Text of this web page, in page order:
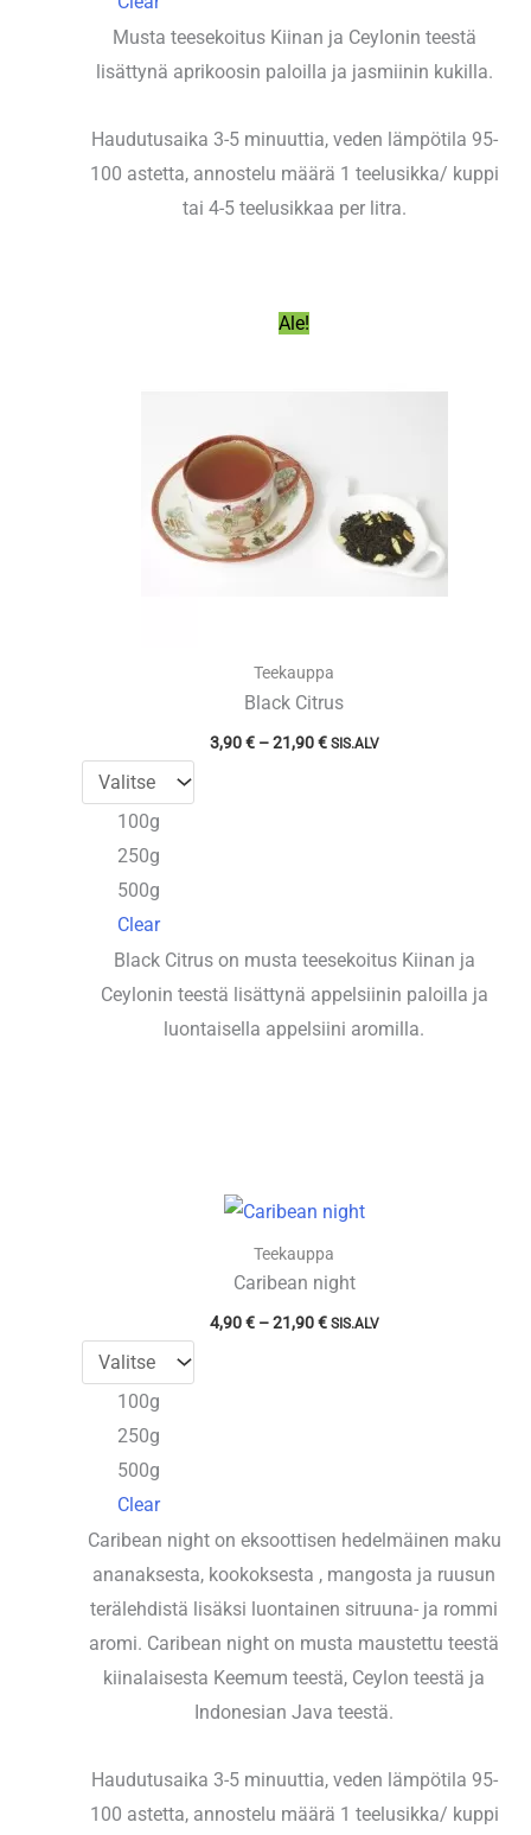
Musta teesekoitus Kiinan ja Ceylonin teestä
lisättynä aprikoosin paloilla ja jasmiinin kukilla.
Haudutusaika 3-5 minuuttia, veden lämpötila 95-
100 astetta, annostelu määrä 1 teelusikka/ kuppi
tai 4-5 teelusikkaa per litra.
Ale!
Teekauppa
Black Citrus
3,90€ – 21,90€Hintaluokka:
3,90 €
SIS.ALV
100g
250g
500g
Clear
Black Citrus on musta teesekoitus Kiinan ja
Ceylonin teestä lisättynä appelsiinin paloilla ja
luontaisella appelsiini aromilla.
Teekauppa
Caribean night
4,90€ – 21,90€Hintaluokka:
4,90 €
SIS.ALV
100g
250g
500g
Clear
Caribean night on eksoottisen hedelmäinen maku
ananaksesta, kookoksesta , mangosta ja ruusun
terälehdistä lisäksi luontainen sitruuna- ja rommi
aromi. Caribean night on musta maustettu teestä
kiinalaisesta Keemum teestä, Ceylon teestä ja
Indonesian Java teestä.
Haudutusaika 3-5 minuuttia, veden lämpötila 95-
100 astetta, annostelu määrä 1 teelusikka/ kuppi